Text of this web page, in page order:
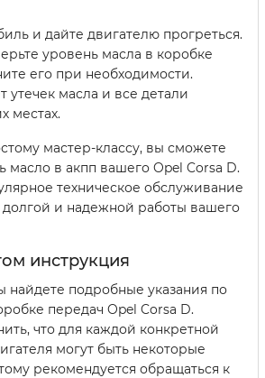
и дайте двигателю прогреться.
уровень масла в коробке
его при необходимости.
утечек масла и все детали
местах.
мастер-классу, вы сможете
масло в акпп вашего Opel Corsa D.
техническое обслуживание
долгой и надежной работы вашего
инструкция
найдете подробные указания по
передач Opel Corsa D.
что для каждой конкретной
могут быть некоторые
рекомендуется обращаться к